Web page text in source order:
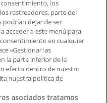
los
rastreadores, parte del
podrían dejar de ser
acceder a este menú para
en cualquier
«Gestionar las
la parte inferior de la
efecto dentro de nuestro
nuestra política de
asociados tratamos